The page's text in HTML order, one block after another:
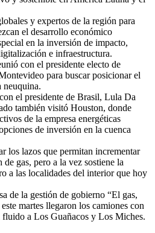
y expertos de la región para
el desarrollo económico
en la inversión de impacto,
e infraestructura.
con el presidente electo de
para buscar posicionar el
neuquina.
el presidente de Brasil, Lula Da
también visitó Houston, donde
de la empresa energéticas
de inversión en la cuenca
los lazos que permitan incrementar
gas, pero a la vez sostiene la
a las localidades del interior que hoy
de la gestión de gobierno “El gas,
martes llegaron los camiones con
a Los Guañacos y Los Miches.